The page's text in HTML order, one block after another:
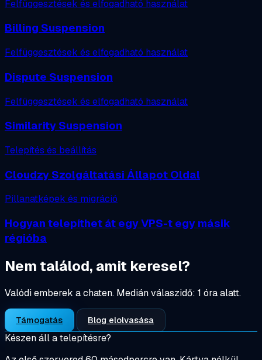
Felfüggesztések és elfogadható használat
Billing Suspension
Felfüggesztések és elfogadható használat
Dispute Suspension
Felfüggesztések és elfogadható használat
Similarity Suspension
Telepítés és beállítás
Cloudzy Szolgáltatási Állapot Oldal
Pillanatképek és migráció
Hogyan telepíthet át egy VPS-t egy másik
régióba
Nem találod, amit keresel?
Valódi emberek a chaten. Medián válaszidő: 1 óra alatt.
Támogatás Blog elolvasása
Készen áll a telepítésre?